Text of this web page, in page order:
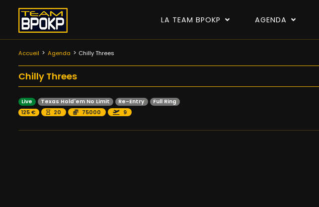
LA TEAM BPOKP AGENDA
Accueil Agenda Chilly Threes
Chilly Threes
Live Texas Hold'em No Limit Re-Entry
Full Ring
125 €
20 75000 9